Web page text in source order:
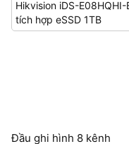
Đầu ghi hình 8 kênh